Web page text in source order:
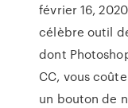
février 16,
célèbre outil
dont
CC, vous
un bouton de